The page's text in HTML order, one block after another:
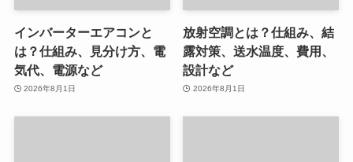
インバーターエアコンと
は？仕組み、見分け方、電
気代、電源など
2026年8月1日
放射空調とは？仕組み、結
露対策、送水温度、費用、
設計など
2026年8月1日